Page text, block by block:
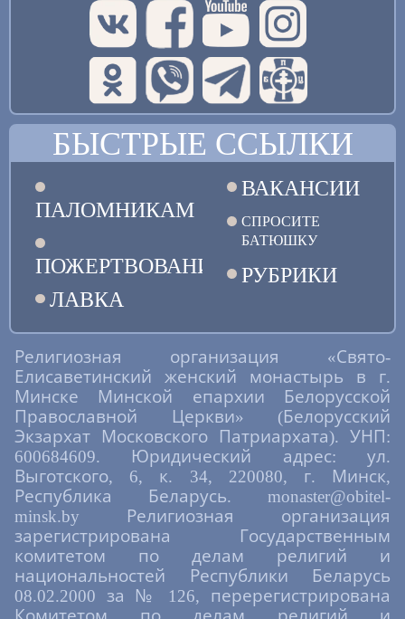
БЫСТРЫЕ ССЫЛКИ
ПАЛОМНИКАМ
ПОЖЕРТВОВАНИЯ
ЛАВКА
ВАКАНСИИ
СПРОСИТЕ
БАТЮШКУ
РУБРИКИ
Религиозная организация «Свято-
Елисаветинский женский монастырь в г.
Минске Минской епархии Белорусской
Православной Церкви» (Белорусский
Экзархат Московского Патриархата). УНП:
600684609. Юридический адрес: ул.
Выготского, 6, к. 34, 220080, г. Минск,
Республика Беларусь. monaster@obitel-
minsk.by Религиозная организация
зарегистрирована Государственным
комитетом по делам религий и
национальностей Республики Беларусь
08.02.2000 за № 126, перерегистрирована